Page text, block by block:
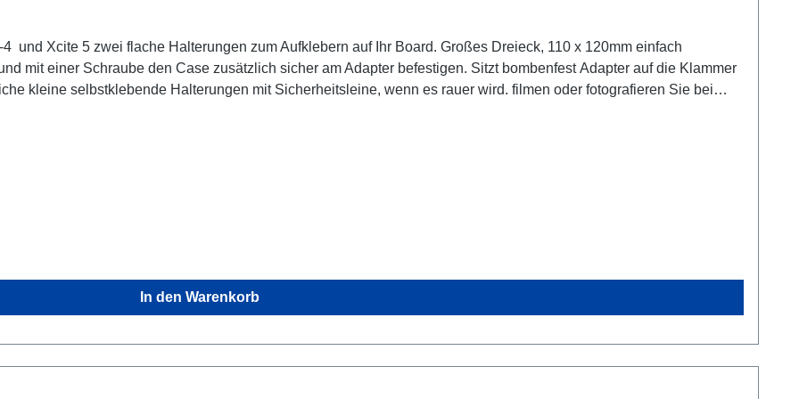
Schraube den Case zusätzlich sicher am Adapter befestigen. Sitzt bombenfest Adapter auf die Klammer
In den Warenkorb